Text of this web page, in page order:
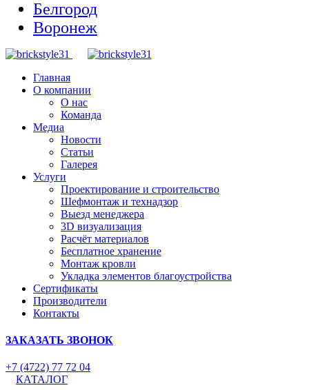
Белгород
Воронеж
Главная
О компании
О нас
Команда
Медиа
Новости
Статьи
Галерея
Услуги
Проектирование и строительство
Шефмонтаж и технадзор
Выезд менеджера
3D визуализация
Расчёт материалов
Бесплатное хранение
Монтаж кровли
Укладка элементов благоустройства
Сертификаты
Производители
Контакты
ЗАКАЗАТЬ ЗВОНОК
+7 (4722) 77 72 04
КАТАЛОГ